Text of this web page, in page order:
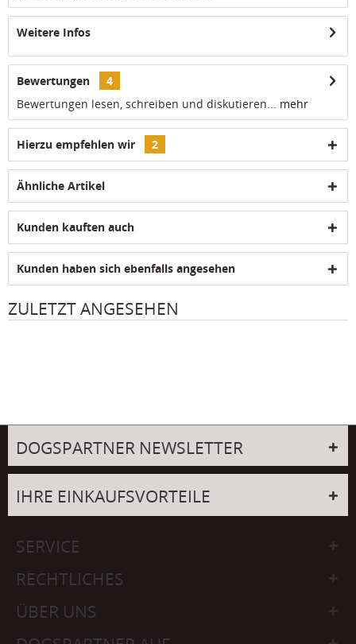
Weitere Infos
Bewertungen
4
Bewertungen lesen, schreiben und diskutieren... mehr
Hierzu empfehlen wir 2
Ähnliche Artikel
Kunden kauften auch
Kunden haben sich ebenfalls angesehen
ZULETZT ANGESEHEN
DOGSPARTNER NEWSLETTER
IHRE EINKAUFSVORTEILE
SERVICE
RECHTLICHES
ÜBER UNS